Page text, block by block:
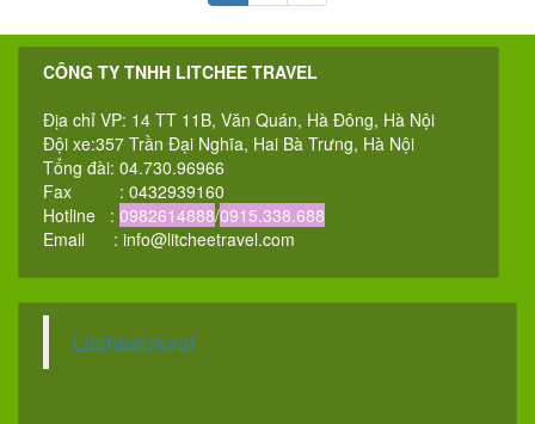
CÔNG TY TNHH LITCHEE TRAVEL
Địa chỉ VP: 14 TT 11B, Văn Quán, Hà Đông, Hà Nội
Đội xe:357 Trần Đại Nghĩa, Hai Bà Trưng, Hà Nội
Tổng đài: 04.730.96966
Fax : 0432939160
Hotline : 0982614888/0915.338.688
Email : info@litcheetravel.com
Litcheetravel